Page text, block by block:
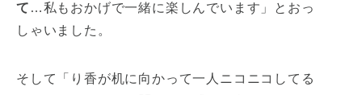
て …私もおかげで一緒に楽しんでいます」とおっ
しゃいました。
そして「り香が机に向かって一人ニコニコしてる